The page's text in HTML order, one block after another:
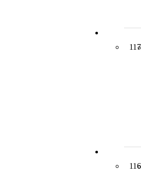
117
116